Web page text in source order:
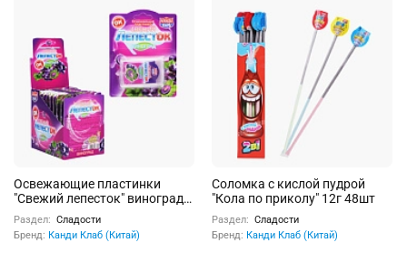
Освежающие пластинки
"Свежий лепесток" виноград
0,8г 20шт
Раздел: Сладости
Бренд: Канди Клаб (Китай)
Соломка с кислой пудрой
"Кола по приколу" 12г 48шт
Раздел: Сладости
Бренд: Канди Клаб (Китай)